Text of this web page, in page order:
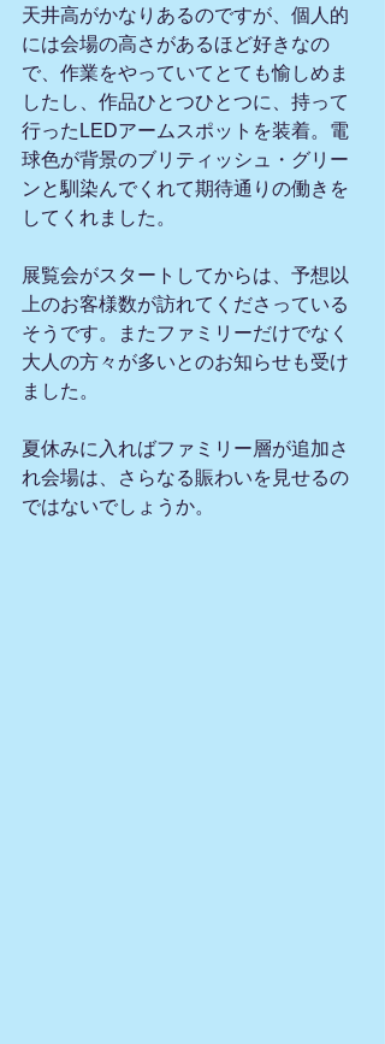
天井高がかなりあるのですが、個人的
には会場の高さがあるほど好きなの
で、作業をやっていてとても愉しめま
したし、作品ひとつひとつに、持って
行ったLEDアームスポットを装着。電
球色が背景のブリティッシュ・グリー
ンと馴染んでくれて期待通りの働きを
してくれました。
展覧会がスタートしてからは、予想以
上のお客様数が訪れてくださっている
そうです。またファミリーだけでなく
大人の方々が多いとのお知らせも受け
ました。
夏休みに入ればファミリー層が追加さ
れ会場は、さらなる賑わいを見せるの
ではないでしょうか。